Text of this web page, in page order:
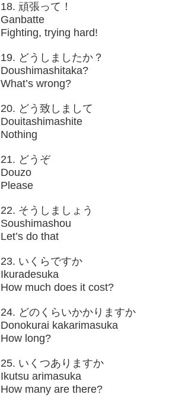
18. 頑張って！
Ganbatte
Fighting, trying hard!
19. どうしましたか？
Doushimashitaka?
What’s wrong?
20. どう致しまして
Douitashimashite
Nothing
21. どうぞ
Douzo
Please
22. そうしましょう
Soushimashou
Let’s do that
23. いくらですか
Ikuradesuka
How much does it cost?
24. どのくらいかかりますか
Donokurai kakarimasuka
How long?
25. いくつありますか
Ikutsu arimasuka
How many are there?